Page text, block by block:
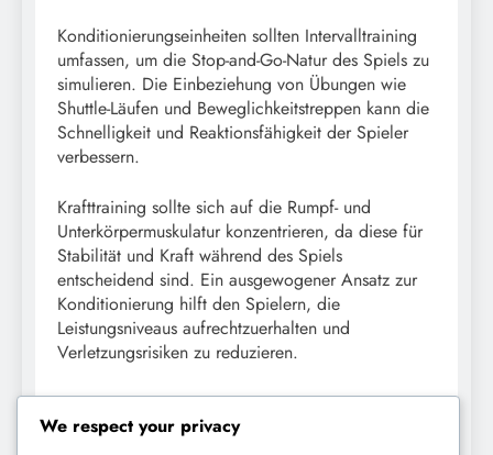
Konditionierungseinheiten sollten Intervalltraining
umfassen, um die Stop-and-Go-Natur des Spiels zu
simulieren. Die Einbeziehung von Übungen wie
Shuttle-Läufen und Beweglichkeitstreppen kann die
Schnelligkeit und Reaktionsfähigkeit der Spieler
verbessern.
Krafttraining sollte sich auf die Rumpf- und
Unterkörpermuskulatur konzentrieren, da diese für
Stabilität und Kraft während des Spiels
entscheidend sind. Ein ausgewogener Ansatz zur
Konditionierung hilft den Spielern, die
Leistungsniveaus aufrechtzuerhalten und
Verletzungsrisiken zu reduzieren.
Psychologische Aspekte der
Spielerverbesserung
We respect your privacy